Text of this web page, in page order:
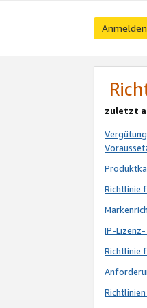
Anmelden
zuletzt
Richtlinie
IP-
Richtlinie